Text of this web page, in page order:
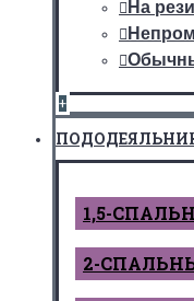
На
+
1,5-
2-